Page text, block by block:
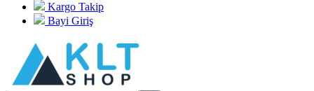
Kargo Takip
Bayi Giriş